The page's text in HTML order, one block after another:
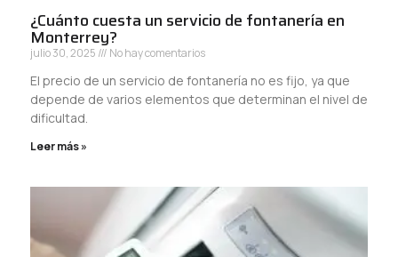
¿Cuánto cuesta un servicio de fontanería en
Monterrey?
julio 30, 2025 No hay comentarios
El precio de un servicio de fontanería no es fijo, ya que
depende de varios elementos que determinan el nivel de
dificultad.
Leer más »